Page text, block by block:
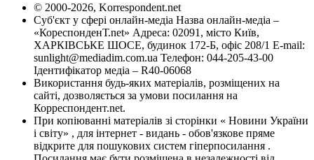
© 2000-2026, Korrespondent.net
Суб'єкт у сфері онлайн-медіа Назва онлайн-медіа –
«КореспонденТ.net» Адреса: 02091, місто Київ,
ХАРКІВСЬКЕ ШОСЕ, будинок 172-Б, офіс 208/1 E-mail:
sunlight@mediadim.com.ua Телефон: 044-205-43-00
Ідентифікатор медіа – R40-06068
Використання будь-яких матеріалів, розміщених на
сайті, дозволяється за умови посилання на
Корреспондент.net.
При копіюванні матеріалів зі сторінки « Новини України
і світу» , для інтернет - видань - обов'язкове пряме
відкрите для пошукових систем гіперпосилання .